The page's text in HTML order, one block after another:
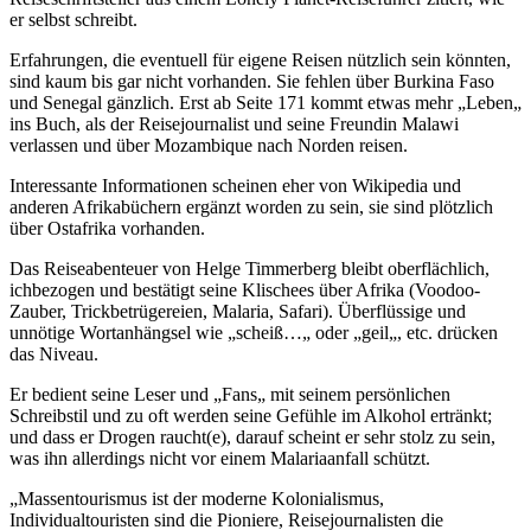
er selbst schreibt.
Erfahrungen, die eventuell für eigene Reisen nützlich sein könnten,
sind kaum bis gar nicht vorhanden. Sie fehlen über Burkina Faso
und Senegal gänzlich. Erst ab Seite 171 kommt etwas mehr „Leben„
ins Buch, als der Reisejournalist und seine Freundin Malawi
verlassen und über Mozambique nach Norden reisen.
Interessante Informationen scheinen eher von Wikipedia und
anderen Afrikabüchern ergänzt worden zu sein, sie sind plötzlich
über Ostafrika vorhanden.
Das Reiseabenteuer von Helge Timmerberg bleibt oberflächlich,
ichbezogen und bestätigt seine Klischees über Afrika (Voodoo-
Zauber, Trickbetrügereien, Malaria, Safari). Überflüssige und
unnötige Wortanhängsel wie „scheiß…„ oder „geil„, etc. drücken
das Niveau.
Er bedient seine Leser und „Fans„ mit seinem persönlichen
Schreibstil und zu oft werden seine Gefühle im Alkohol ertränkt;
und dass er Drogen raucht(e), darauf scheint er sehr stolz zu sein,
was ihn allerdings nicht vor einem Malariaanfall schützt.
„Massentourismus ist der moderne Kolonialismus,
Individualtouristen sind die Pioniere, Reisejournalisten die